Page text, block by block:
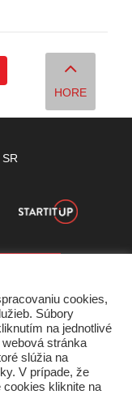
HORE
cookies,
Súbory
na jednotlivé
stránka
slúžia na
V prípade, že
kliknite na